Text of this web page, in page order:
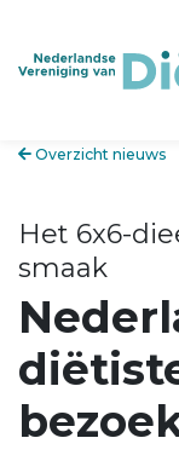
Overzicht nieuws
Het 6x6-
smaak